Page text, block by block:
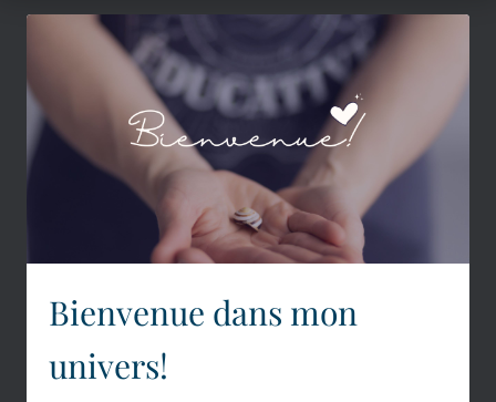
Bienvenue dans mon
univers!